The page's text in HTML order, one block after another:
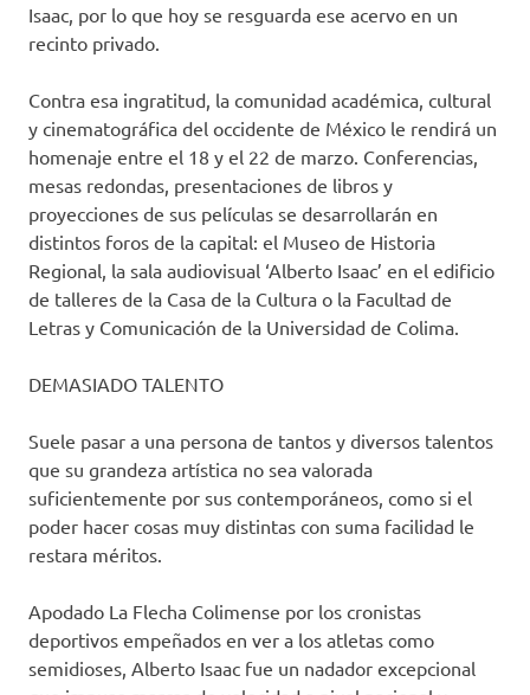
Isaac, por lo que hoy se resguarda ese acervo en un
recinto privado.
Contra esa ingratitud, la comunidad académica, cultural
y cinematográfica del occidente de México le rendirá un
homenaje entre el 18 y el 22 de marzo. Conferencias,
mesas redondas, presentaciones de libros y
proyecciones de sus películas se desarrollarán en
distintos foros de la capital: el Museo de Historia
Regional, la sala audiovisual ‘Alberto Isaac’ en el edificio
de talleres de la Casa de la Cultura o la Facultad de
Letras y Comunicación de la Universidad de Colima.
DEMASIADO TALENTO
Suele pasar a una persona de tantos y diversos talentos
que su grandeza artística no sea valorada
suficientemente por sus contemporáneos, como si el
poder hacer cosas muy distintas con suma facilidad le
restara méritos.
Apodado La Flecha Colimense por los cronistas
deportivos empeñados en ver a los atletas como
semidioses, Alberto Isaac fue un nadador excepcional